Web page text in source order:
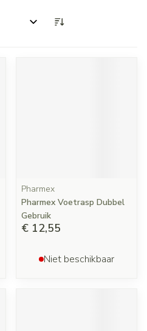
Pharmex
Pharmex Voetrasp Dubbel
Gebruik
€ 12,55
Niet beschikbaar